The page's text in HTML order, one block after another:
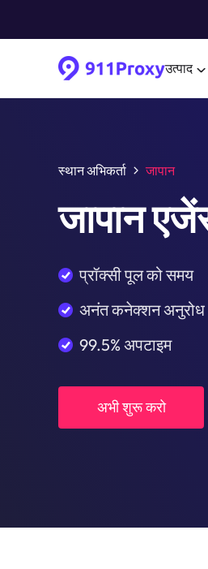
उत्पाद
स्थान अभिकर्ता जापान
जापान
प्रॉक्सी पूल को समय
अनंत कनेक्शन अनुरोध
99.5% अपटाइम
अभी शुरू करो